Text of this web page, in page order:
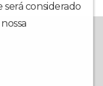
considerado